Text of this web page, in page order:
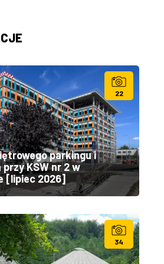
22
parkingu i
KSW nr 2 w
[lipiec 2026]
34